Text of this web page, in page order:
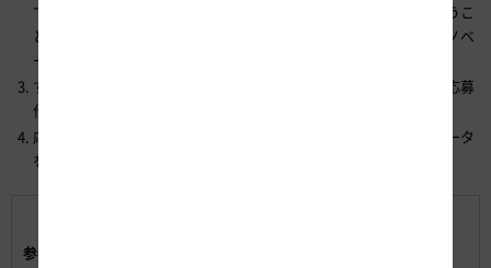
て、高速道路オペレーションの実運用に向けた部会活動をおこなうこ
とを前提としています。アイデア部門の受賞作品については、イノベ
ーション交流会の部会設立（活動）は任意となります。
すべての応募作品を事前審査し、これを通過した者は審査会にて応募
作品をプレゼンテーションしていただきます。
応募作品は当社またはイノベーション交流会の会員が保有するデータ
を1種類以上活用する必要があります。
参考資料: